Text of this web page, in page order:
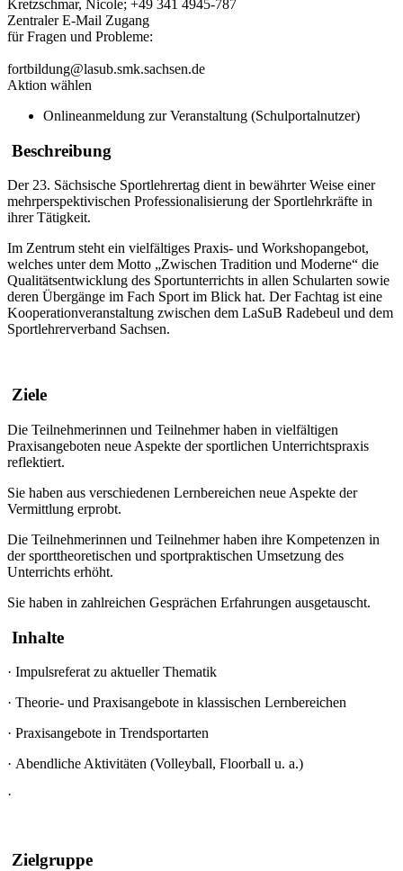
Kretzschmar, Nicole; +49 341 4945-787
Zentraler E-Mail Zugang
für Fragen und Probleme:
fortbildung@lasub.smk.sachsen.de
Aktion wählen
Onlineanmeldung zur Veranstaltung (Schulportalnutzer)
Beschreibung
Der 23. Sächsische Sportlehrertag dient in bewährter Weise einer
mehrperspektivischen Professionalisierung der Sportlehrkräfte in
ihrer Tätigkeit.
Im Zentrum steht ein vielfältiges Praxis- und Workshopangebot,
welches unter dem Motto „Zwischen Tradition und Moderne“ die
Qualitätsentwicklung des Sportunterrichts in allen Schularten sowie
deren Übergänge im Fach Sport im Blick hat. Der Fachtag ist eine
Kooperationveranstaltung zwischen dem LaSuB Radebeul und dem
Sportlehrerverband Sachsen.
Ziele
Die Teilnehmerinnen und Teilnehmer haben in vielfältigen
Praxisangeboten neue Aspekte der sportlichen Unterrichtspraxis
reflektiert.
Sie haben aus verschiedenen Lernbereichen neue Aspekte der
Vermittlung erprobt.
Die Teilnehmerinnen und Teilnehmer haben ihre Kompetenzen in
der sporttheoretischen und sportpraktischen Umsetzung des
Unterrichts erhöht.
Sie haben in zahlreichen Gesprächen Erfahrungen ausgetauscht.
Inhalte
· Impulsreferat zu aktueller Thematik
· Theorie- und Praxisangebote in klassischen Lernbereichen
· Praxisangebote in Trendsportarten
· Abendliche Aktivitäten (Volleyball, Floorball u. a.)
·
Zielgruppe